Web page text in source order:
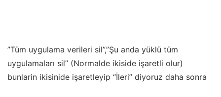
”Tüm uygulama verileri sil”,”Şu anda yüklü tüm
uygulamaları sil” (Normalde ikiside işaretli olur)
bunlarin ikisinide işaretleyip “İleri” diyoruz daha sonra